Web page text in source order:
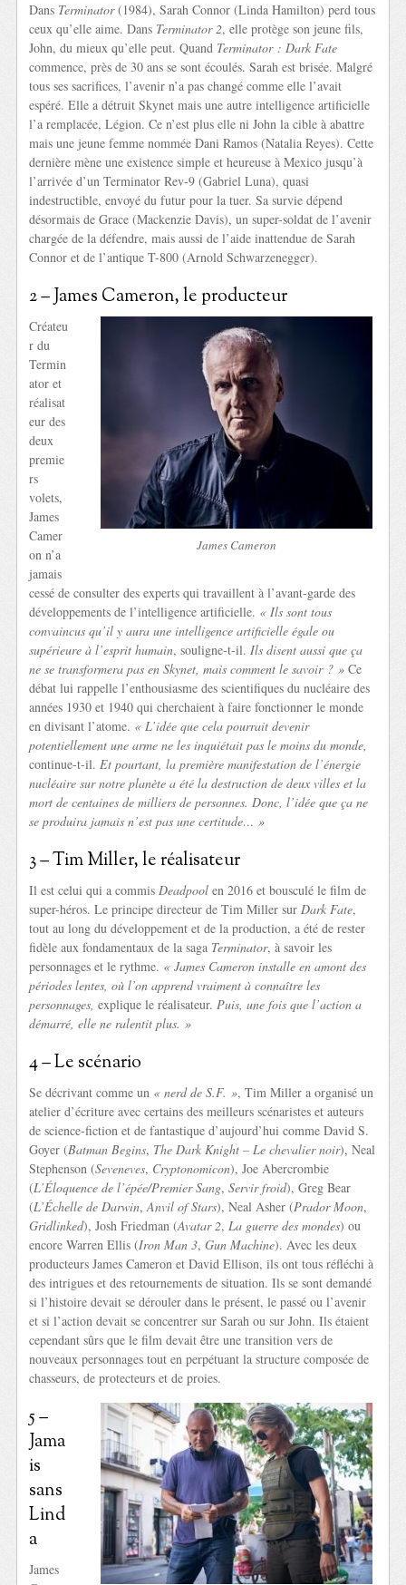
Dans Terminator(1984), Sarah Connor (Linda Hamilton) perd tous
ceux qu’elle aime. Dans Terminator 2, elle protège son jeune fils,
John, du mieux qu’elle peut. Quand Terminator : Dark Fate
commence, près de 30 ans se sont écoulés. Sarah est brisée. Malgré
tous ses sacrifices, l’avenir n’a pas changé comme elle l’avait
espéré. Elle a détruit Skynet mais une autre intelligence artificielle
l’a remplacée, Légion. Ce n’est plus elle ni John la cible à abattre
mais une jeune femme nommée Dani Ramos (Natalia Reyes). Cette
dernière mène une existence simple et heureuse à Mexico jusqu’à
l’arrivée d’un Terminator Rev-9 (Gabriel Luna), quasi
indestructible, envoyé du futur pour la tuer. Sa survie dépend
désormais de Grace (Mackenzie Davis), un super-soldat de l’avenir
chargée de la défendre, mais aussi de l’aide inattendue de Sarah
Connor et de l’antique T-800 (Arnold Schwarzenegger).
2 – James Cameron, le producteur
James Cameron
Créateu
r du
Termin
ator et
réalisat
eur des
deux
premie
rs
volets,
James
Camer
on n’a
jamais
cessé de consulter des experts qui travaillent à l’avant-garde des
développements de l’intelligence artificielle. « Ils sont tous
convaincus qu’il y aura une intelligence artificielle égale ou
supérieure à l’esprit humain, souligne-t-il.Ils disent aussi que ça
ne se transformera pas en Skynet, mais comment le savoir ? » Ce
débat lui rappelle l’enthousiasme des scientifiques du nucléaire des
années 1930 et 1940 qui cherchaient à faire fonctionner le monde
en divisant l’atome. « L’idée que cela pourrait devenir
potentiellement une arme ne les inquiétait pas le moins du monde,
continue-t-il.Et pourtant, la première manifestation de l’énergie
nucléaire sur notre planète a été la destruction de deux villes et la
mort de centaines de milliers de personnes. Donc, l’idée que ça ne
se produira jamais n’est pas une certitude… »
3 – Tim Miller, le réalisateur
Il est celui qui a commisDeadpool en 2016 et bousculé le film de
super-héros. Le principe directeur de Tim Miller surDark Fate,
tout au long du développement et de la production, a été de rester
fidèle aux fondamentaux de la saga Terminator, à savoir les
personnages et le rythme. « James Cameron installe en amont des
périodes lentes, où l’on apprend vraiment à connaître les
personnages, explique le réalisateur.Puis, une fois que l’action a
démarré, elle ne ralentit plus. »
4 – Le scénario
Se décrivant comme un « nerd de S.F. », Tim Miller a organisé un
atelier d’écriture avec certains des meilleurs scénaristes et auteurs
de science-fiction et de fantastique d’aujourd’hui comme David S.
Goyer (Batman Begins, The Dark Knight – Le chevalier noir), Neal
Stephenson (Seveneves, Cryptonomicon), Joe Abercrombie
(L’Éloquence de l’épée/Premier Sang,Servir froid), Greg Bear
(L’Échelle de Darwin,Anvil of Stars), Neal Asher (Prador Moon,
Gridlinked), Josh Friedman (Avatar 2,La guerre des mondes) ou
encore Warren Ellis (Iron Man 3,Gun Machine). Avec les deux
producteurs James Cameron et David Ellison, ils ont tous réfléchi à
des intrigues et des retournements de situation. Ils se sont demandé
si l’histoire devait se dérouler dans le présent, le passé ou l’avenir
et si l’action devait se concentrer sur Sarah ou sur John. Ils étaient
cependant sûrs que le film devait être une transition vers de
nouveaux personnages tout en perpétuant la structure composée de
chasseurs, de protecteurs et de proies.
5 –
Jama
is
sans
Lind
a
James